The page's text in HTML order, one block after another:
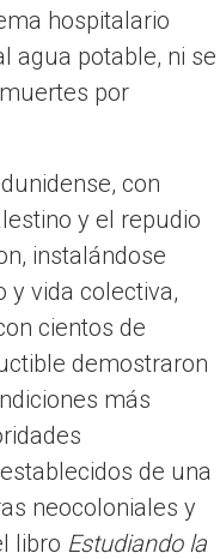
hospitalario
agua potable, ni se
por
con
y el repudio
instalándose
y vida colectiva,
cientos de
demostraron
más
de una
neocoloniales y
libro Estudiando la